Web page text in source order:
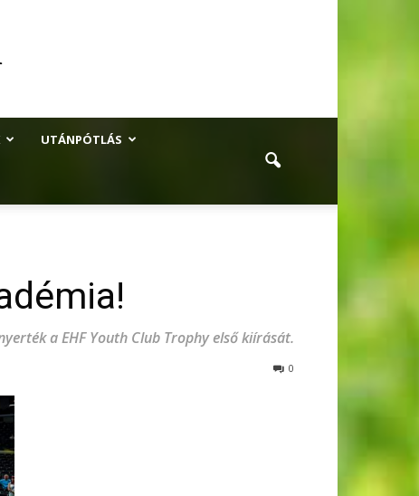
UTÁNPÓTLÁS
a EHF Youth Club Trophy első kiírását.
0